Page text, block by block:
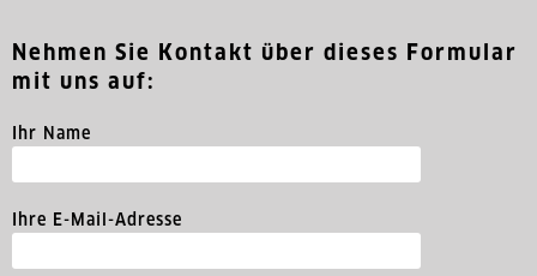
Nehmen Sie Kontakt über dieses Formular
mit uns auf:
Ihr Name
Ihre E-Mail-Adresse